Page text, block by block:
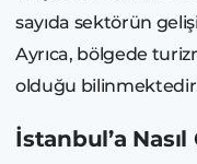
sayıda sektörün
Ayrıca, bölgede
olduğu
İstanbul’a